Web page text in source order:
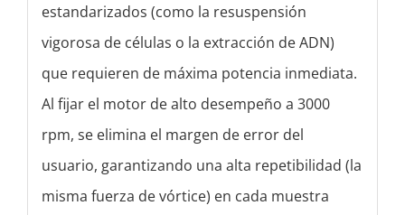
estandarizados (como la resuspensión
vigorosa de células o la extracción de ADN)
que requieren de máxima potencia inmediata.
Al fijar el motor de alto desempeño a 3000
rpm, se elimina el margen de error del
usuario, garantizando una alta repetibilidad (la
misma fuerza de vórtice) en cada muestra